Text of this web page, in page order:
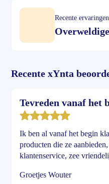
Recente
Recente xYnta
Tevreden vanaf het
Ik ben al vanaf het begin
producten die ze
klantenservice, zee
Groetjes Wouter